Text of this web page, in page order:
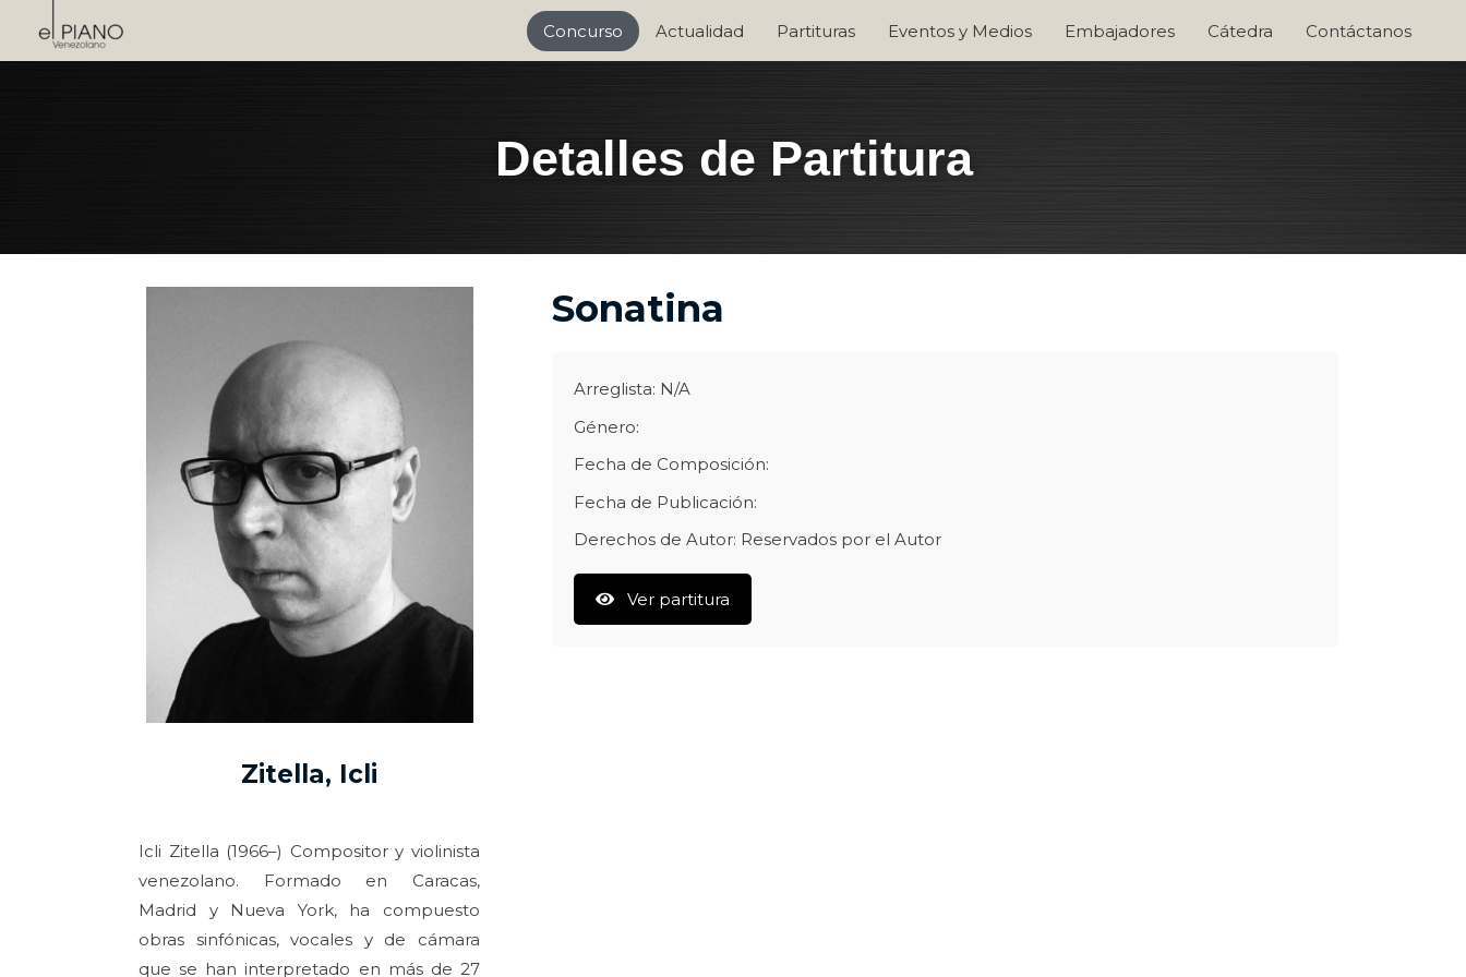
Concurso Actualidad Partituras Eventos y Medios Embajadores Cátedra Contáctanos
Detalles de Partitura
Zitella, Icli
Icli Zitella (1966–) Compositor y violinista
venezolano. Formado en Caracas,
Madrid y Nueva York, ha compuesto
obras sinfónicas, vocales y de cámara
que se han interpretado en más de 27
Sonatina
Arreglista: N/A
Género:
Fecha de Composición:
Fecha de Publicación:
Derechos de Autor: Reservados por el Autor
Ver partitura